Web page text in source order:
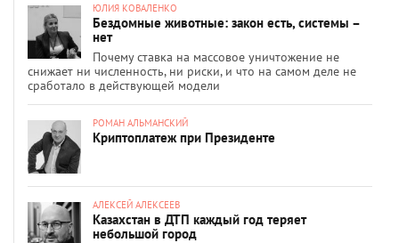
ЮЛИЯ КОВАЛЕНКО
Бездомные животные: закон есть, системы –
нет
Почему ставка на массовое уничтожение не
снижает ни численность, ни риски, и что на самом деле не
сработало в действующей модели
РОМАН АЛЬМАНСКИЙ
Криптоплатеж при Президенте
АЛЕКСЕЙ АЛЕКСЕЕВ
Казахстан в ДТП каждый год теряет
небольшой город